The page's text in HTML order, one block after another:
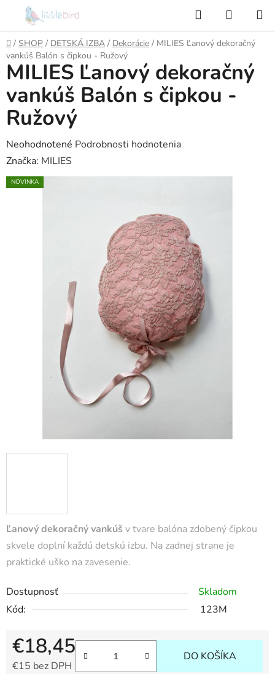
obsah
Hľadať
KOŠÍK
Domov
/ SHOP / DETSKÁ IZBA / Dekorácie / MILIES Ľanový dekoračný
vankúš Balón s čipkou - Ružový
Ľanový dekoračný vankúš v tvare balóna zdobený čipkou
skvele doplní každú detskú izbu. Na zadnej strane je
praktické uško na zavesenie.
Dostupnosť
Skladom
Kód:
123M
€18,45
€15 bez DPH
DO KOŠÍKA
MILIES Ľanový dekoračný
vankúš Balón s čipkou -
Ružový
Priemerné
hodnotenie
produktu
Neohodnotené Podrobnosti hodnotenia
Značka: MILIES
NOVINKA